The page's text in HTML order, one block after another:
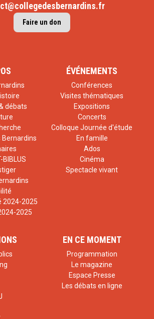
La filiation « institue » le sujet, et
Sociétés Humaines et
du Collège des Bernardins,
de la filiation et de l‘affiliation, tentant
perspective interdisciplinaire
philosophie, psychologie, sociologie,
horizontale (affiliation) et
du lien. La dernière année du séminaire
du rapport du sujet contemporain
Ce colloque examinera en
contemporaines en relation avec
présentes dans les
sont progressivement
recomposition mouvante où les
perpétuellement en voie de
Faire un don
débats
Bernardins
BIBLUS
2024-2025
2025
ÉVÉNEMENTS
Conférences
Visites thématiques
Expositions
Concerts
Colloque Journée d'étude
En famille
Ados
Cinéma
Spectacle vivant
EN CE MOMENT
Programmation
Le magazine
Espace Presse
Les débats en ligne